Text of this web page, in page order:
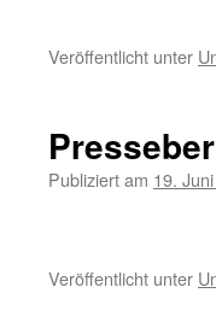
Veröffentlicht unter
Publiziert am 19.
Veröffentlicht unter